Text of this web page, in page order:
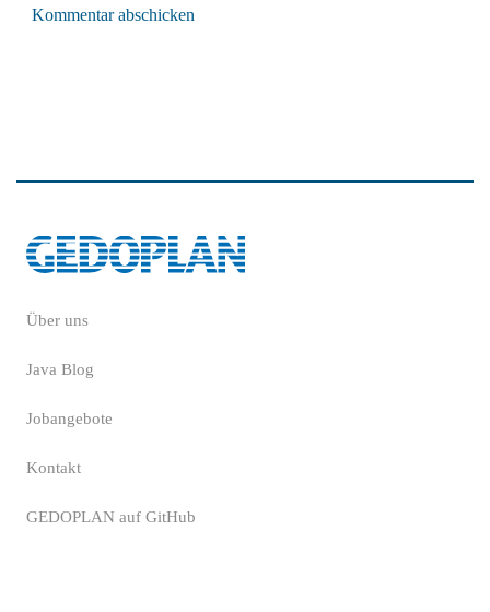
Kommentar abschicken
Über uns
Java Blog
Jobangebote
Kontakt
GEDOPLAN auf GitHub